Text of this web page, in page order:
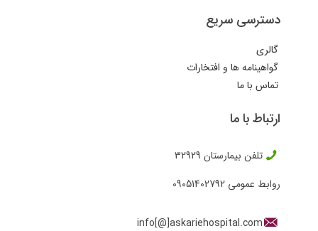
دسترسی سریع
گالری
گواهینامه ها و افتخارات
تماس با ما
ارتباط با ما
تلفن بیمارستان 32929
روابط عمومی 09051402792
info[@]askariehospital.com